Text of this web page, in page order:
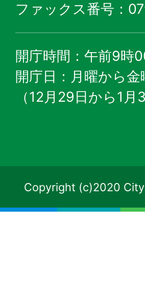
ファックス番号：
開庁時間：午前9時
開庁日：月曜から
（12月29日から1
Copyright (c)2020